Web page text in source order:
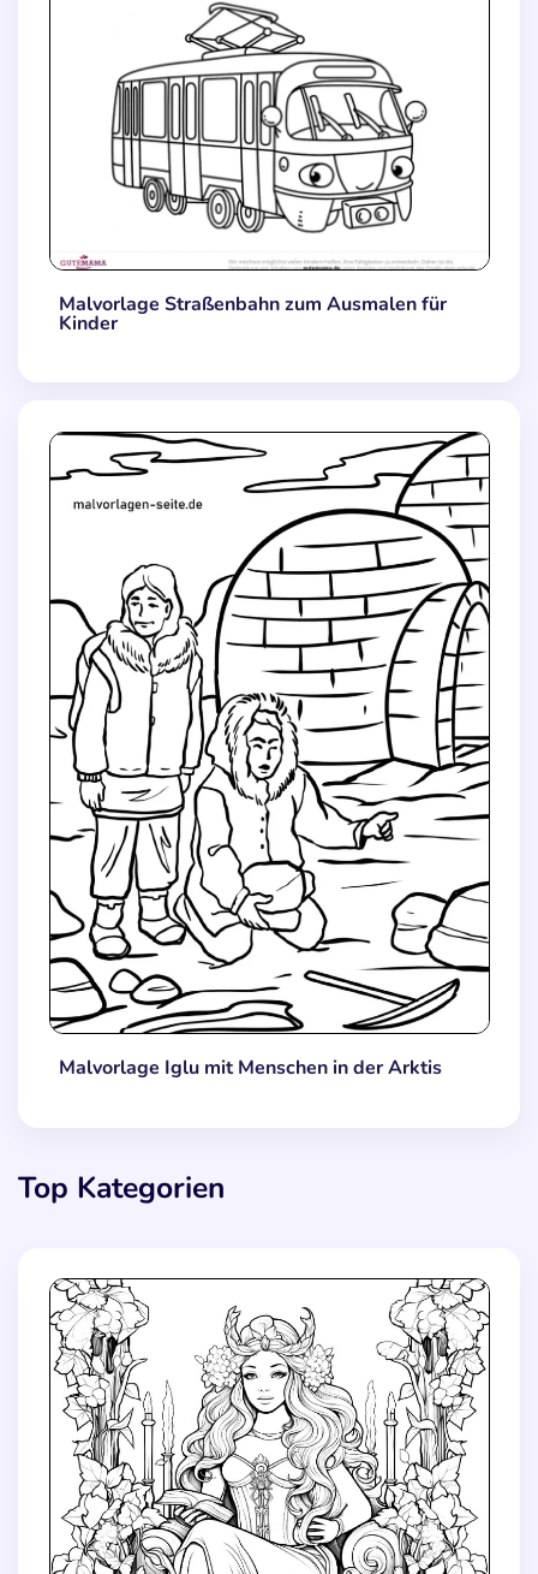
Malvorlage Straßenbahn zum Ausmalen für
Kinder
Malvorlage Iglu mit Menschen in der Arktis
Top Kategorien